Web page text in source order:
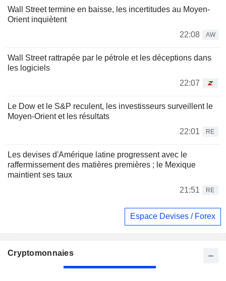
Wall Street termine en baisse, les incertitudes au Moyen-
Orient inquiètent
22:08
AW
Wall Street rattrapée par le pétrole et les déceptions dans
les logiciels
22:07
Le Dow et le S&P reculent, les investisseurs surveillent le
Moyen-Orient et les résultats
22:01
RE
Les devises d'Amérique latine progressent avec le
raffermissement des matières premières ; le Mexique
maintient ses taux
21:51
RE
Espace Devises / Forex
Cryptomonnaies